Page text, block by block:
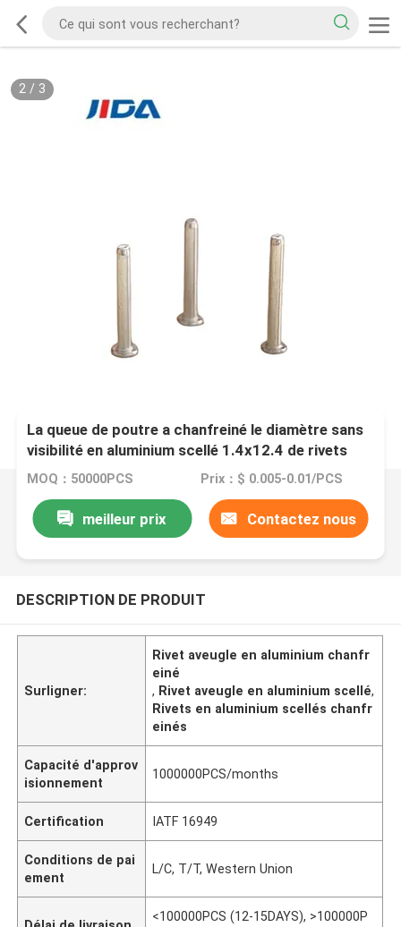
2/ 3
La queue de poutre a chanfreiné le diamètre sans
visibilité en aluminium scellé 1.4x12.4 de rivets
MOQ：50000PCS Prix：$ 0.005-0.01/PCS
meilleur prix Contactez nous
DESCRIPTION DE PRODUIT
Surligner:
Rivet aveugle en aluminium chanfr
einé
, Rivet aveugle en aluminium scellé,
Rivets en aluminium scellés chanfr
einés
Capacité d'approv
isionnement
1000000PCS/months
Certification IATF 16949
Conditions de pai
ement
L/C, T/T, Western Union
<100000PCS (12-15DAYS), >100000P